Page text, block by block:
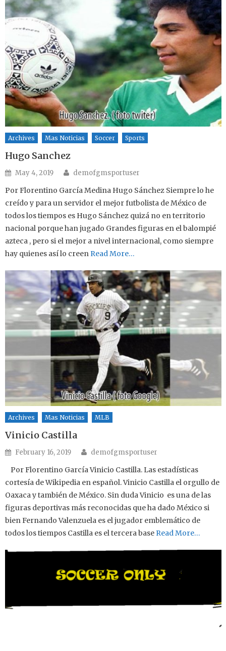
Archives Mas Noticias Soccer Sports
Hugo Sanchez
Posted on
May 4, 2019 Author
demofgmsportuser
Por Florentino García Medina Hugo Sánchez Siempre lo he
creído y para un servidor el mejor futbolista de México de
todos los tiempos es Hugo Sánchez quizá no en territorio
nacional porque han jugado Grandes figuras en el balompié
azteca , pero si el mejor a nivel internacional, como siempre
hay quienes así lo creen Read More…
Archives Mas Noticias MLB
Vinicio Castilla
Posted on
February 16, 2019 Author
demofgmsportuser
Por Florentino García Vinicio Castilla. Las estadísticas
cortesía de Wikipedia en español. Vinicio Castilla el orgullo de
Oaxaca y también de México. Sin duda Vinicio es una de las
figuras deportivas más reconocidas que ha dado México si
bien Fernando Valenzuela es el jugador emblemático de
todos los tiempos Castilla es el tercera base Read More…